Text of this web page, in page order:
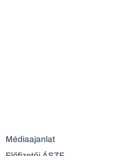
Médiaajanlat